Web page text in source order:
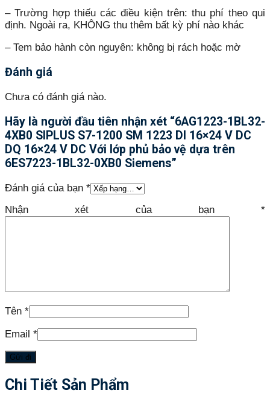
– Trường hợp thiếu các điều kiện trên: thu phí theo qui
định. Ngoài ra, KHÔNG thu thêm bất kỳ phí nào khác
– Tem bảo hành còn nguyên: không bị rách hoặc mờ
Đánh giá
Chưa có đánh giá nào.
Hãy là người đầu tiên nhận xét “6AG1223-1BL32-
4XB0 SIPLUS S7-1200 SM 1223 DI 16×24 V DC
DQ 16×24 V DC Với lớp phủ bảo vệ dựa trên
6ES7223-1BL32-0XB0 Siemens”
Đánh giá của bạn *
Nhận xét của bạn *
Tên *
Email *
Chi Tiết Sản Phẩm